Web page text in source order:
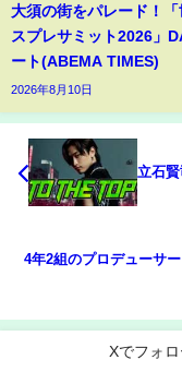
大須の街をパレード！「
スプレサミット2026」
ート(ABEMA TIMES)
2026年8月10日
立石
4年2組のプロデューサ
Xでフォロ